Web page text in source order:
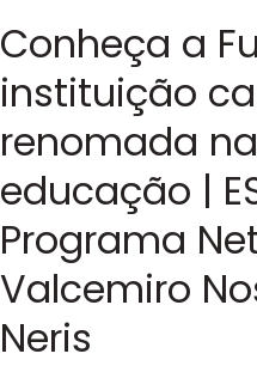
Conheça a
instituição
renomada
educação |
Programa
Valcemiro
Neris